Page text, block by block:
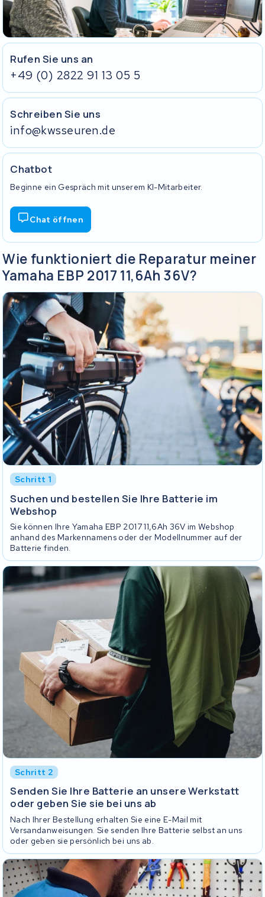
Rufen Sie uns an
+49 (0) 2822 91 13 05 5
Schreiben Sie uns
info@kwsseuren.de
Chatbot
Beginne ein Gespräch mit unserem KI-Mitarbeiter.
Chat öffnen
Wie funktioniert die Reparatur meiner
Yamaha EBP 2017 11,6Ah 36V?
Schritt 1
Suchen und bestellen Sie Ihre Batterie im
Webshop
Sie können Ihre Yamaha EBP 2017 11,6Ah 36V im Webshop
anhand des Markennamens oder der Modellnummer auf der
Batterie finden.
Schritt 2
Senden Sie Ihre Batterie an unsere Werkstatt
oder geben Sie sie bei uns ab
Nach Ihrer Bestellung erhalten Sie eine E-Mail mit
Versandanweisungen. Sie senden Ihre Batterie selbst an uns
oder geben sie persönlich bei uns ab.